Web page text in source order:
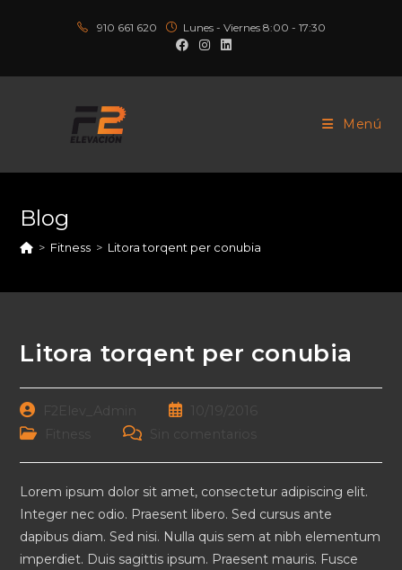
910 661 620 Lunes - Viernes 8:00 - 17:30
Menú
Blog
> Fitness > Litora torqent per conubia
Litora torqent per conubia
F2Elev_Admin
Fitness
Sin comentarios
Lorem ipsum dolor sit amet, consectetur adipiscing elit.
Integer nec odio. Praesent libero. Sed cursus ante
dapibus diam. Sed nisi. Nulla quis sem at nibh elementum
imperdiet. Duis sagittis ipsum. Praesent mauris. Fusce